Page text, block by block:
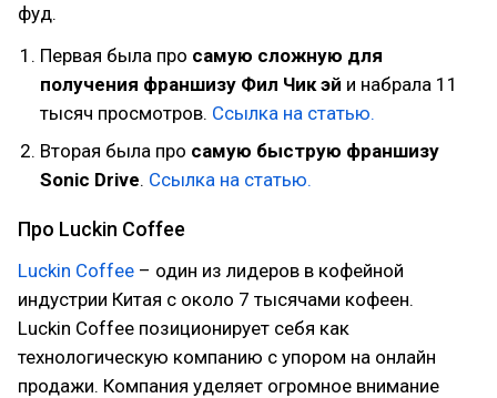
фуд.
Первая была про самую сложную для
получения франшизу Фил Чик эй и набрала 11
тысяч просмотров. Ссылка на статью.
Вторая была про самую быструю франшизу
Sonic Drive. Ссылка на статью.
Про Luckin Coffee
Luckin Coffee – один из лидеров в кофейной
индустрии Китая с около 7 тысячами кофеен.
Luckin Coffee позиционирует себя как
технологическую компанию с упором на онлайн
продажи. Компания уделяет огромное внимание